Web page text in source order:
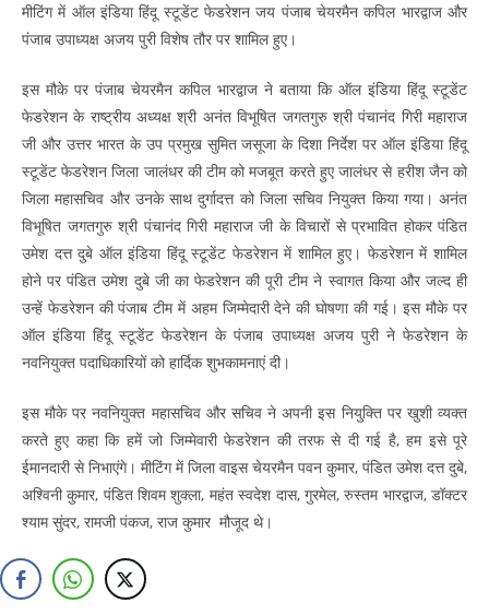
मीटिंग में ऑल इंडिया हिंदू स्टूडेंट फेडरेशन जय पंजाब चेयरमैन कपिल भारद्वाज और
पंजाब उपाध्यक्ष अजय पुरी विशेष तौर पर शामिल हुए।
इस मौके पर पंजाब चेयरमैन कपिल भारद्वाज ने बताया कि ऑल इंडिया हिंदू स्टूडेंट
फेडरेशन के राष्ट्रीय अध्यक्ष श्री अनंत विभूषित जगतगुरु श्री पंचानंद गिरी महाराज
जी और उत्तर भारत के उप प्रमुख सुमित जसूजा के दिशा निर्देश पर ऑल इंडिया हिंदू
स्टूडेंट फेडरेशन जिला जालंधर की टीम को मजबूत करते हुए जालंधर से हरीश जैन को
जिला महासचिव और उनके साथ दुर्गादत्त को जिला सचिव नियुक्त किया गया। अनंत
विभूषित जगतगुरु श्री पंचानंद गिरी महाराज जी के विचारों से प्रभावित होकर पंडित
उमेश दत्त दुबे ऑल इंडिया हिंदू स्टूडेंट फेडरेशन में शामिल हुए। फेडरेशन में शामिल
होने पर पंडित उमेश दुबे जी का फेडरेशन की पूरी टीम ने स्वागत किया और जल्द ही
उन्हें फेडरेशन की पंजाब टीम में अहम जिम्मेदारी देने की घोषणा की गई। इस मौके पर
ऑल इंडिया हिंदू स्टूडेंट फेडरेशन के पंजाब उपाध्यक्ष अजय पुरी ने फेडरेशन के
नवनियुक्त पदाधिकारियों को हार्दिक शुभकामनाएं दी।
इस मौके पर नवनियुक्त महासचिव और सचिव ने अपनी इस नियुक्ति पर खुशी व्यक्त
करते हुए कहा कि हमें जो जिम्मेवारी फेडरेशन की तरफ से दी गई है, हम इसे पूरे
ईमानदारी से निभाएंगे। मीटिंग में जिला वाइस चेयरमैन पवन कुमार, पंडित उमेश दत्त दुबे,
अश्विनी कुमार, पंडित शिवम शुक्ला, महंत स्वदेश दास, गुरमेल, रुस्तम भारद्वाज, डॉक्टर
श्याम सुंदर, रामजी पंकज, राज कुमार मौजूद थे।